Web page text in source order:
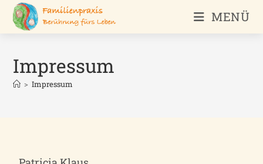
MENÜ
Impressum
> Impressum